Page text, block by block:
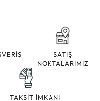
SATIŞ
NOKTALARIMIZ
TAKSİT İMKANI